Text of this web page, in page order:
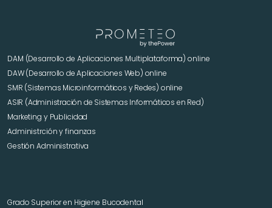
DAM (Desarrollo de Aplicaciones Multiplataforma) online
DAW (Desarrollo de Aplicaciones Web) online
SMR (Sistemas Microinformáticos y Redes) online
ASIR (Administración de Sistemas Informáticos en Red)
Marketing y Publicidad
Administrción y finanzas
Gestión Administrativa
Grado Superior en Higiene Bucodental